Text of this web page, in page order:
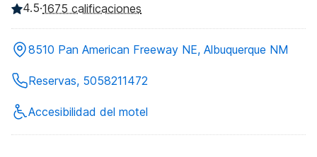
4.5·1675 calificaciones
8510 Pan American Freeway NE, Albuquerque NM
Reservas, 5058211472
Accesibilidad del motel